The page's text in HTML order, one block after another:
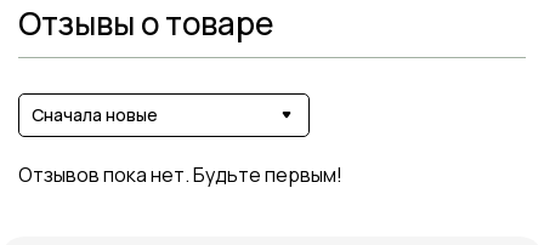
Отзывы о товаре
Сначала новые
Отзывов пока нет. Будьте первым!